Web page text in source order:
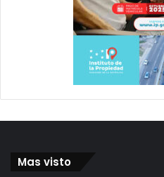
Mas visto